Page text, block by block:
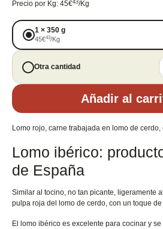
Precio por Kg: 45€43/Kg
1 × 350 g
45€43/Kg
Otra cantidad
Añadir al
Lomo rojo, carne trabajada en lomo de
Lomo ibérico:
de España
Similar al tocino, no tan picante, ligeramente
pulpa roja del lomo de cerdo, con un toque
El lomo ibérico es excelente para cocinar y